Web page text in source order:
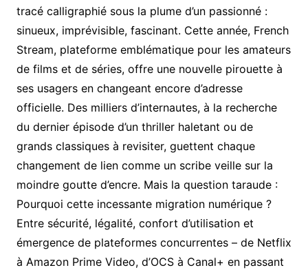
tracé calligraphié sous la plume d’un passionné :
sinueux, imprévisible, fascinant. Cette année, French
Stream, plateforme emblématique pour les amateurs
de films et de séries, offre une nouvelle pirouette à
ses usagers en changeant encore d’adresse
officielle. Des milliers d’internautes, à la recherche
du dernier épisode d’un thriller haletant ou de
grands classiques à revisiter, guettent chaque
changement de lien comme un scribe veille sur la
moindre goutte d’encre. Mais la question taraude :
Pourquoi cette incessante migration numérique ?
Entre sécurité, légalité, confort d’utilisation et
émergence de plateformes concurrentes – de Netflix
à Amazon Prime Video, d’OCS à Canal+ en passant